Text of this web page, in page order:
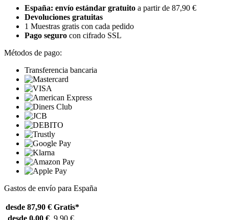
España: envío estándar gratuito a partir de 87,90 €
Devoluciones gratuitas
1 Muestras gratis con cada pedido
Pago seguro con cifrado SSL
Métodos de pago:
Transferencia bancaria
Gastos de envío para España
desde 87,90 € Gratis*
desde 0,00 € 9,90 €